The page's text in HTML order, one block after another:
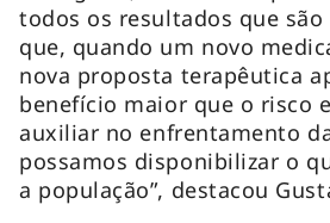
todos os resultados que são
que, quando um novo
nova proposta terapêutica
benefício maior que o risco
auxiliar no enfrentamento
possamos disponibilizar o
a população”, destacou